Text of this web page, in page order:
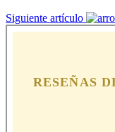
Siguiente artículo